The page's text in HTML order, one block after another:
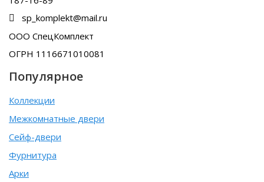
sp_komplekt@mail.ru
ООО СпецКомплект
ОГРН 1116671010081
Популярное
Коллекции
Межкомнатные двери
Сейф-двери
Фурнитура
Арки